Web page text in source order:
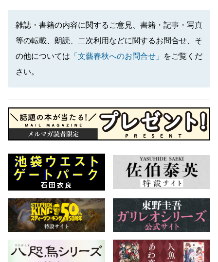
雑誌・書籍の内容に関するご意見、書籍・記事・写真
等の転載、朗読、二次利用などに関するお問合せ、そ
の他については 「文藝春秋へのお問合せ」
をご覧くだ
さい。